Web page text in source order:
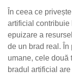
În ceea ce
artificial contribuie
epuizare a
de un brad real.
umane, cele două
bradul artificial